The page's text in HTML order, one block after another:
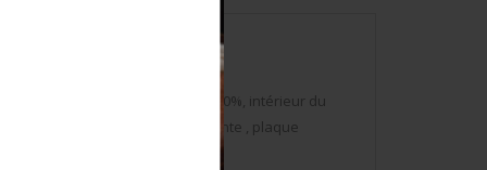
du second type présente à 80%, intérieur du
présentes. Jugulaire absente , plaque